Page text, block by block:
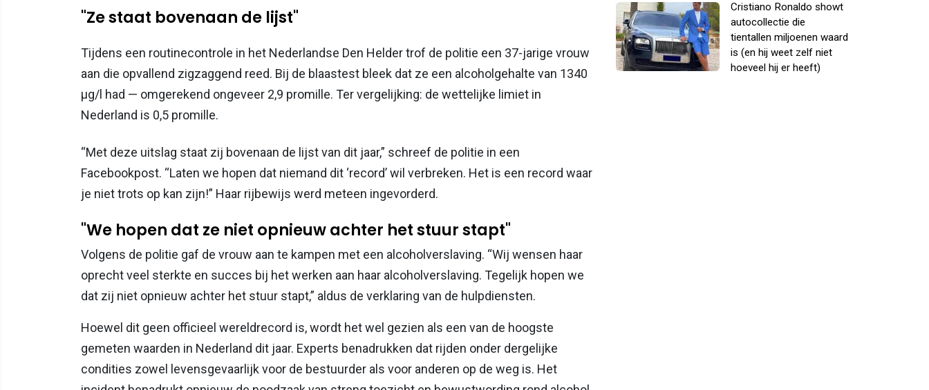
"Ze staat bovenaan de lijst"
Tijdens een routinecontrole in het Nederlandse Den Helder trof de politie een 37-jarige vrouw
aan die opvallend zigzaggend reed. Bij de blaastest bleek dat ze een alcoholgehalte van 1340
µg/l had — omgerekend ongeveer 2,9 promille. Ter vergelijking: de wettelijke limiet in
Nederland is 0,5 promille.
“Met deze uitslag staat zij bovenaan de lijst van dit jaar,” schreef de politie in een
Facebookpost. “Laten we hopen dat niemand dit ‘record’ wil verbreken. Het is een record waar
je niet trots op kan zijn!” Haar rijbewijs werd meteen ingevorderd.
"We hopen dat ze niet opnieuw achter het stuur stapt"
Volgens de politie gaf de vrouw aan te kampen met een alcoholverslaving. “Wij wensen haar
oprecht veel sterkte en succes bij het werken aan haar alcoholverslaving. Tegelijk hopen we
dat zij niet opnieuw achter het stuur stapt,” aldus de verklaring van de hulpdiensten.
Hoewel dit geen officieel wereldrecord is, wordt het wel gezien als een van de hoogste
gemeten waarden in Nederland dit jaar. Experts benadrukken dat rijden onder dergelijke
condities zowel levensgevaarlijk voor de bestuurder als voor anderen op de weg is. Het
Cristiano Ronaldo showt
autocollectie die
tientallen miljoenen waard
is (en hij weet zelf niet
hoeveel hij er heeft)